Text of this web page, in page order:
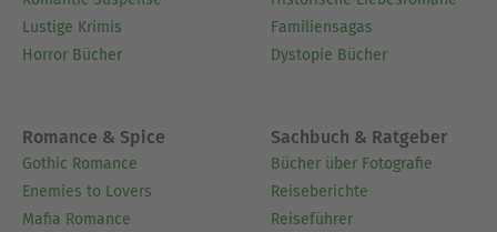
Lustige Krimis
Horror Bücher
Familiensagas
Dystopie Bücher
Romance & Spice
Gothic Romance
Enemies to Lovers
Mafia Romance
Sachbuch & Ratgeber
Bücher über Fotografie
Reiseberichte
Reiseführer